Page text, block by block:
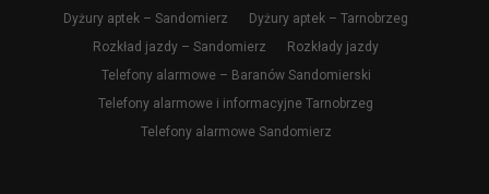
Dyżury aptek – Sandomierz
Dyżury aptek – Tarnobrzeg
Rozkład jazdy – Sandomierz
Rozkłady jazdy
Telefony alarmowe – Baranów Sandomierski
Telefony alarmowe i informacyjne Tarnobrzeg
Telefony alarmowe Sandomierz